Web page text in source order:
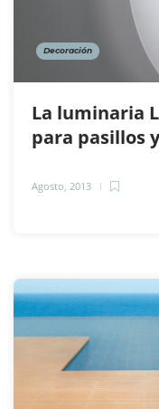
Decoración
La luminaria
para pasillos
Agosto, 2013